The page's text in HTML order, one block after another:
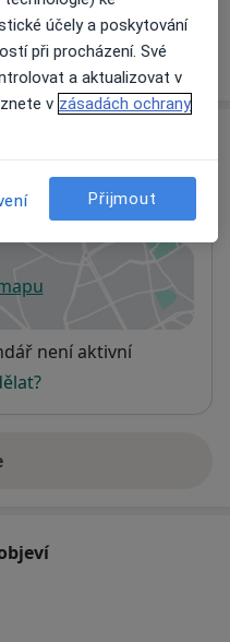
otevře v nové záložce
není aktivní
účely a poskytování
při procházení. Své
a aktualizovat v
v zásadách ochrany
Přijmout